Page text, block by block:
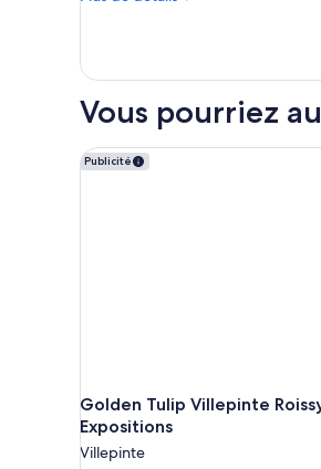
avec
lits
jumeaux
le
de
Chambre
Standard
Vous pourriez
Publicité
Golden Tulip Villepinte
Expositions
Villepinte
Golden Tulip Villepinte